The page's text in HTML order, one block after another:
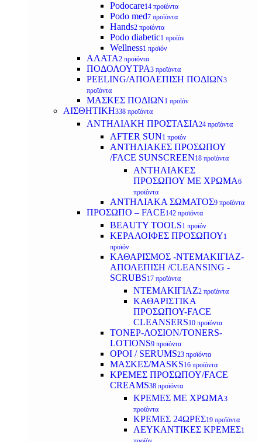
Podocare14 προϊόντα
Podo med7 προϊόντα
Hands2 προϊόντα
Podo diabetic1 προϊόν
Wellness1 προϊόν
ΑΛΑΤΑ2 προϊόντα
ΠΟΔΟΛΟΥΤΡΑ3 προϊόντα
PEELING/ΑΠΟΛΕΠΙΣΗ ΠΟΔΙΩΝ3
προϊόντα
ΜΑΣΚΕΣ ΠΟΔΙΩΝ1 προϊόν
ΑΙΣΘΗΤΙΚΗ338 προϊόντα
ΑΝΤΗΛΙΑΚΗ ΠΡΟΣΤΑΣΙΑ24 προϊόντα
AFTER SUN1 προϊόν
ΑΝΤΗΛΙΑΚΕΣ ΠΡΟΣΩΠΟΥ
/FACE SUNSCREEN18 προϊόντα
ΑΝΤΗΛΙΑΚΕΣ
ΠΡΟΣΩΠΟΥ ΜΕ ΧΡΩΜΑ6
προϊόντα
ΑΝΤΗΛΙΑΚΑ ΣΩΜΑΤΟΣ9 προϊόντα
ΠΡΟΣΩΠΟ – FACE142 προϊόντα
BEAUTY TOOLS1 προϊόν
ΚΕΡΑΛΟΙΦΕΣ ΠΡΟΣΩΠΟΥ1
προϊόν
ΚΑΘΑΡΙΣΜΟΣ -ΝΤΕΜΑΚΙΓΙΑΖ-
ΑΠΟΛΕΠΙΣΗ /CLEANSING -
SCRUBS17 προϊόντα
ΝΤΕΜΑΚΙΓΙΑΖ2 προϊόντα
ΚΑΘΑΡΙΣΤΙΚΑ
ΠΡΟΣΩΠΟΥ-FACE
CLEANSERS10 προϊόντα
ΤΟΝΕΡ-ΛΟΣΙΟΝ/TONERS-
LOTIONS9 προϊόντα
ΟΡΟΙ / SERUMS23 προϊόντα
ΜΑΣΚΕΣ/MASKS16 προϊόντα
ΚΡΕΜΕΣ ΠΡΟΣΩΠΟΥ/FACE
CREAMS38 προϊόντα
ΚΡΕΜΕΣ ΜΕ ΧΡΩΜΑ3
προϊόντα
ΚΡΕΜΕΣ 24ΩΡΕΣ19 προϊόντα
ΛΕΥΚΑΝΤΙΚΕΣ ΚΡΕΜΕΣ1